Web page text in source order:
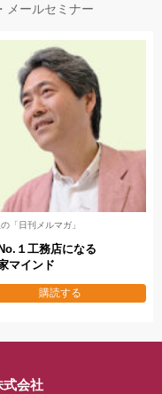
メールセミナー
「日刊メルマガ」
１工務店になる
マインド
購読する
式会社